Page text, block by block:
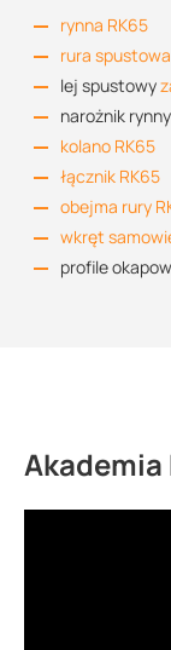
rynna RK65
rura
lej spustowy
narożnik
kolano RK65
łącznik RK65
obejma rury
wkręt
profile
Akademia